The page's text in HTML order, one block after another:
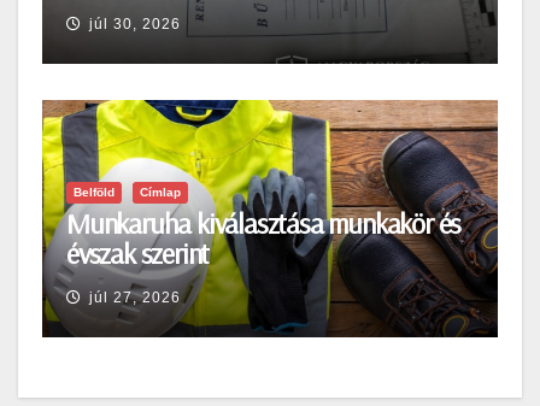
júl 30, 2026
Belföld Címlap
Munkaruha kiválasztása munkakör és
évszak szerint
júl 27, 2026